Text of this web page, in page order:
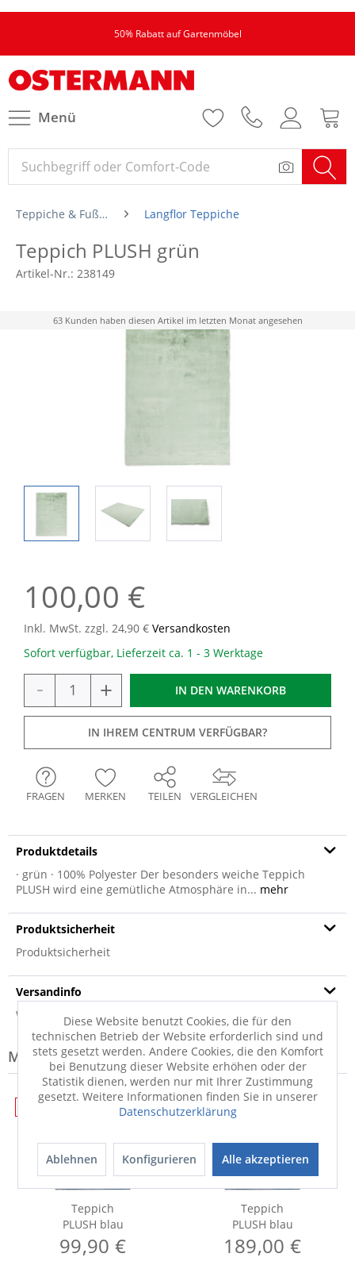
50% Rabatt auf Gartenmöbel
Menü
Teppiche & Fußmatten Langflor Teppiche
Teppich PLUSH grün
Artikel-Nr.: 238149
63 Kunden haben diesen Artikel im letzten Monat angesehen
100,00 €
Inkl. MwSt. zzgl. 24,90 € Versandkosten
Sofort verfügbar, Lieferzeit ca. 1 - 3 Werktage
- + IN DEN WARENKORB
IN IHREM CENTRUM VERFÜGBAR?
VERGLEICHEN
FRAGEN MERKEN TEILEN
Produktdetails
· grün · 100% Polyester Der besonders weiche Teppich
PLUSH wird eine gemütliche Atmosphäre in... mehr
Produktsicherheit
Produktsicherheit
Versandinfo
Weitere Informationen zum Versand...
Modell-Familie: PLUSH
WERBUNG
Teppich
PLUSH blau
99,90 €
WERBUNG
Teppich
PLUSH blau
189,00 €
Diese Website benutzt Cookies, die für den
technischen Betrieb der Website erforderlich sind und
stets gesetzt werden. Andere Cookies, die den Komfort
bei Benutzung dieser Website erhöhen oder der
Statistik dienen, werden nur mit Ihrer Zustimmung
gesetzt. Weitere Informationen finden Sie in unserer
Datenschutzerklärung
Ablehnen Konfigurieren Alle akzeptieren